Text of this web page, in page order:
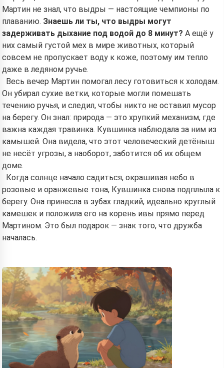
Мартин не знал, что выдры — настоящие чемпионы по
плаванию. Знаешь ли ты, что выдры могут
задерживать дыхание под водой до 8 минут? А ещё у
них самый густой мех в мире животных, который
совсем не пропускает воду к коже, поэтому им тепло
даже в ледяном ручье.
Весь вечер Мартин помогал лесу готовиться к холодам.
Он убирал сухие ветки, которые могли помешать
течению ручья, и следил, чтобы никто не оставил мусор
на берегу. Он знал: природа — это хрупкий механизм, где
важна каждая травинка. Кувшинка наблюдала за ним из
камышей. Она видела, что этот человеческий детёныш
не несёт угрозы, а наоборот, заботится об их общем
доме.
Когда солнце начало садиться, окрашивая небо в
розовые и оранжевые тона, Кувшинка снова подплыла к
берегу. Она принесла в зубах гладкий, идеально круглый
камешек и положила его на корень ивы прямо перед
Мартином. Это был подарок — знак того, что дружба
началась.